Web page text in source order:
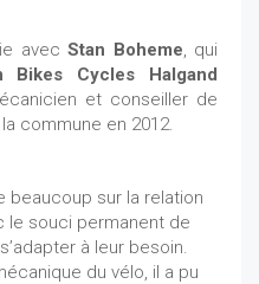
avec Stan Boheme, qui
Bikes Cycles Halgand
et conseiller de
commune en 2012.
beaucoup sur la relation
le souci permanent de
à leur besoin.
du vélo, il a pu